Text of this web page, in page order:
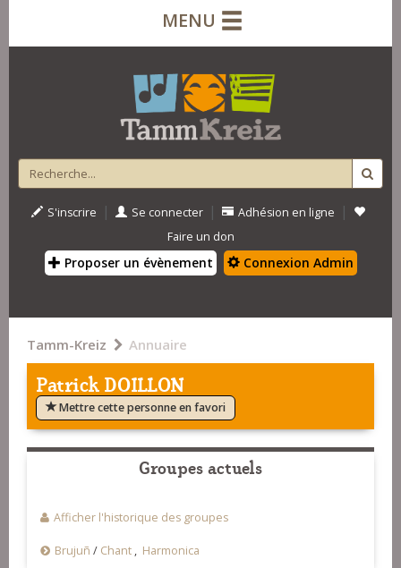
MENU
S'inscrire | Se connecter | Adhésion en ligne |
Faire un don
Proposer un évènement Connexion Admin
Tamm-Kreiz Annuaire
Patrick DOILLON
Mettre cette personne en favori
Groupes actuels
Afficher l'historique des groupes
Brujuñ / Chant , Harmonica